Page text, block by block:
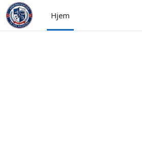
Gå til hovedinnhold
Hjem